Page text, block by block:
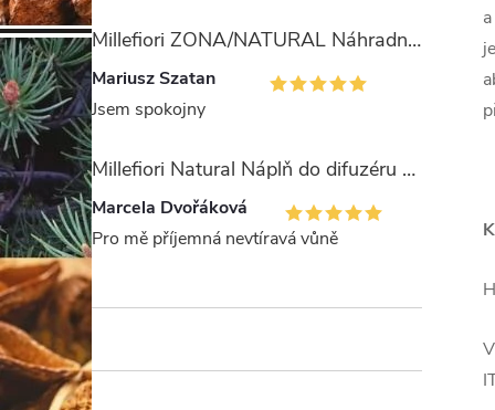
Millefiori ZONA/NATURAL Náhradní stébla pro difuzér 100ml
Mariusz Szatan
Jsem spokojny
Millefiori Natural Náplň do difuzéru 250ml/Legni e Fiori ďArancio
Marcela Dvořáková
Pro mě příjemná nevtíravá vůně